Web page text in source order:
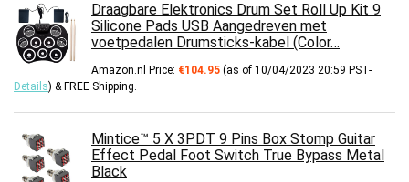
Draagbare Elektronics Drum Set Roll Up Kit 9
Silicone Pads USB Aangedreven met
voetpedalen Drumsticks-kabel (Color…
Amazon.nl Price: €104.95 (as of 10/04/2023 20:59 PST-
Details) & FREE Shipping.
Mintice™ 5 X 3PDT 9 Pins Box Stomp Guitar
Effect Pedal Foot Switch True Bypass Metal
Black